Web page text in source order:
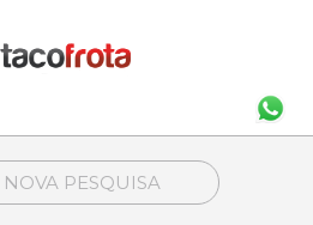
NOVA PESQUISA